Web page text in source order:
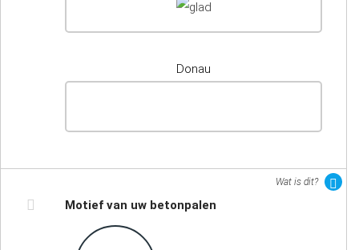
Donau
Wat is dit?
Motief van uw betonpalen